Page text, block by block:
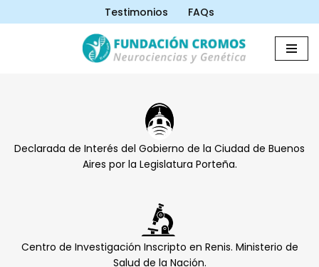
Testimonios FAQs
Declarada de Interés del Gobierno de la Ciudad de Buenos
Aires por la Legislatura Porteña.
Centro de Investigación Inscripto en Renis. Ministerio de
Salud de la Nación.